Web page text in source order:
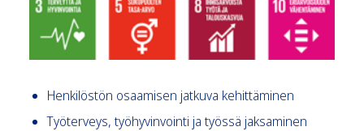
Henkilöstön osaamisen jatkuva kehittäminen
Työterveys, työhyvinvointi ja työssä jaksaminen